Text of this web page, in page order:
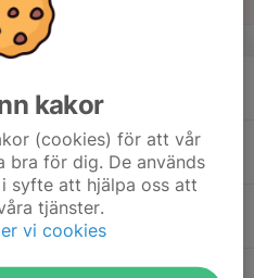
kakor
(cookies) för att vår
bra för dig. De används
syfte att hjälpa oss att
tjänster.
vi cookies